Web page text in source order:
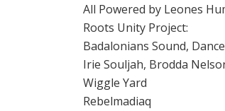
All Powered by Leones
Roots Unity Project:
Badalonians Sound,
Irie Souljah, Brodda
Wiggle Yard
Rebelmadiaq